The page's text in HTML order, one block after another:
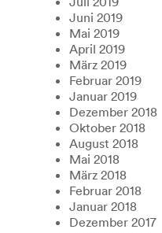
Juni 2019
Mai 2019
April 2019
März 2019
Februar 2019
Januar 2019
Dezember 2018
Oktober 2018
August 2018
Mai 2018
März 2018
Februar 2018
Januar 2018
Dezember 2017